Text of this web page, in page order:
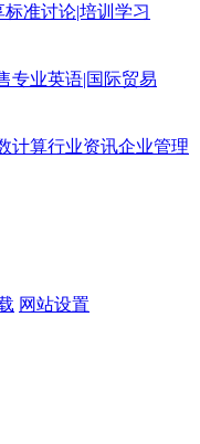
标准讨论|培训学习
专业英语|国际贸易
计算行业资讯企业管理
网站设置